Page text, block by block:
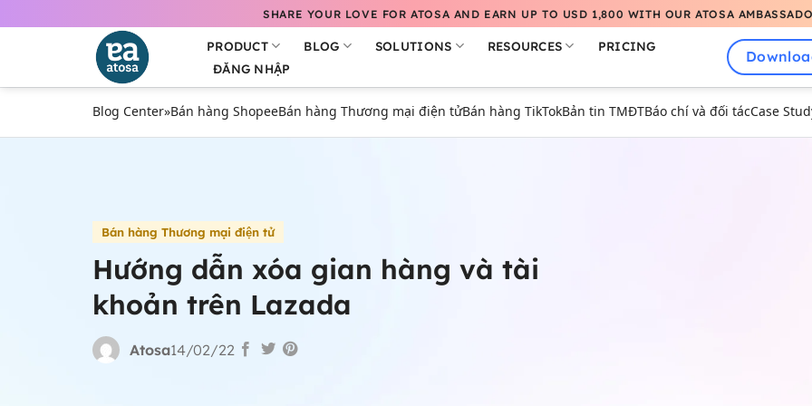
SHARE YOUR LOVE FOR ATOSA AND EARN UP TO USD 1,800 WITH OUR ATOSA
PRODUCT BLOG SOLUTIONS RESOURCES
PRICING
ĐĂNG NHẬP
Blog Center»Bán hàng ShopeeBán hàng Thương mại điện tửBán hàng TikTokBản tin TMĐTBáo chí và đối tácCase
Bán hàng Thương mại điện tử
Hướng dẫn xóa gian hàng và tài
khoản trên Lazada
Atosa14/02/22